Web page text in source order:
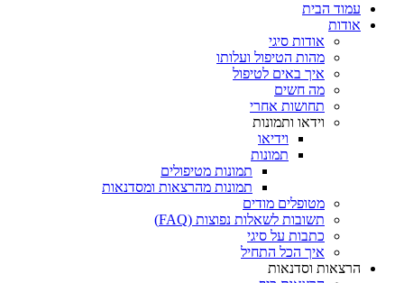
עמוד הבית
אודות
אודות סיגי
מהות הטיפול ועלותו
איך באים לטיפול
מה חשים
תחושות אחרי
וידאו ותמונות
וידיאו
תמונות
תמונות מטיפולים
תמונות מהרצאות ומסדנאות
מטופלים מודים
תשובות לשאלות נפוצות (FAQ)
כתבות על סיגי
איך הכל התחיל
הרצאות וסדנאות